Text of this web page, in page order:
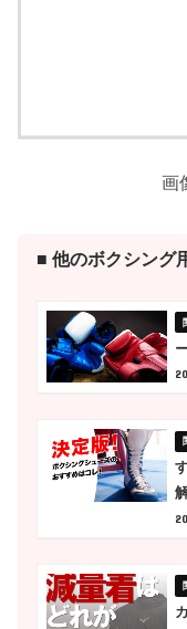
画
■ 他のボクシング